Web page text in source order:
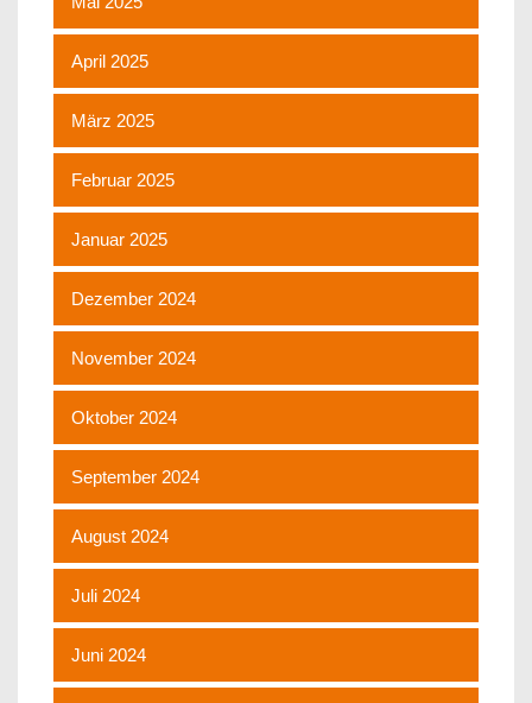
April 2025
März 2025
Februar 2025
Januar 2025
Dezember 2024
November 2024
Oktober 2024
September 2024
August 2024
Juli 2024
Juni 2024